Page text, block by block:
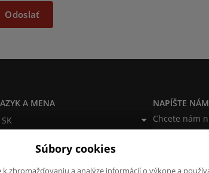
Odoslať
A MENA
SK
NAPÍŠTE NÁM
Chcete nám
produktoch
Chcem
Súbory cookies
zhromažďovaniu a analýze informácií o výkone a